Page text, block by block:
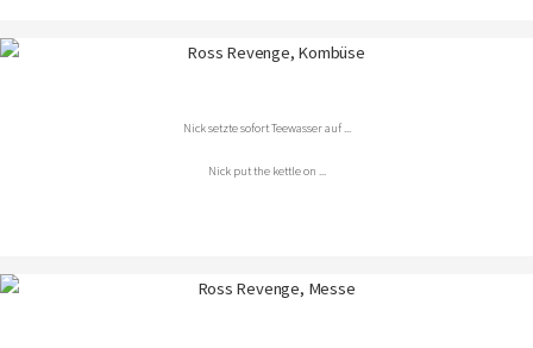
Nick setzte sofort Teewasser auf ...
Nick put the kettle on ...